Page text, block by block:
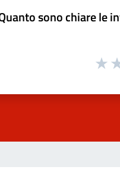
sono chiare le